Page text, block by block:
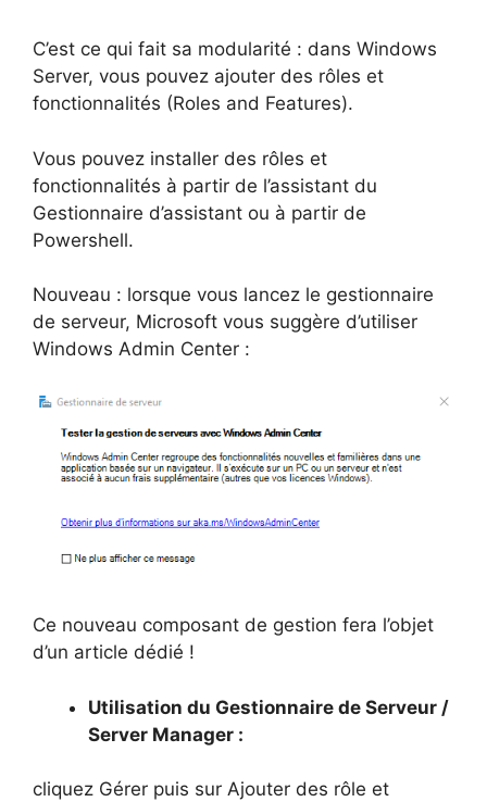
C’est ce qui fait sa modularité : dans Windows
Server, vous pouvez ajouter des rôles et
fonctionnalités (Roles and Features).
Vous pouvez installer des rôles et
fonctionnalités à partir de l’assistant du
Gestionnaire d’assistant ou à partir de
Powershell.
Nouveau : lorsque vous lancez le gestionnaire
de serveur, Microsoft vous suggère d’utiliser
Windows Admin Center :
Ce nouveau composant de gestion fera l’objet
d’un article dédié !
Utilisation du Gestionnaire de Serveur /
Server Manager :
cliquez Gérer puis sur Ajouter des rôle et